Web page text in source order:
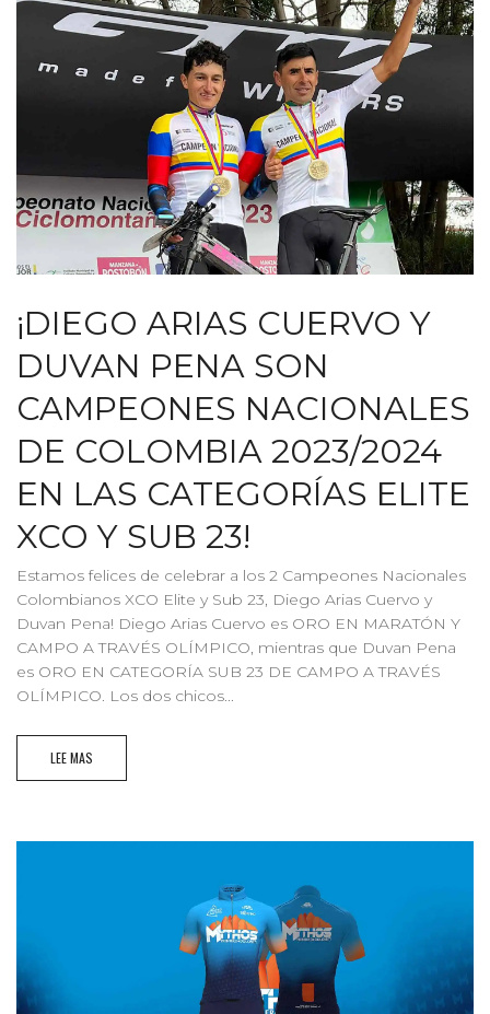
¡DIEGO ARIAS CUERVO Y
DUVAN PENA SON
CAMPEONES NACIONALES
DE COLOMBIA 2023/2024
EN LAS CATEGORÍAS ELITE
XCO Y SUB 23!
Estamos felices de celebrar a los 2 Campeones Nacionales
Colombianos XCO Elite y Sub 23, Diego Arias Cuervo y
Duvan Pena! Diego Arias Cuervo es ORO EN MARATÓN Y
CAMPO A TRAVÉS OLÍMPICO, mientras que Duvan Pena
es ORO EN CATEGORÍA SUB 23 DE CAMPO A TRAVÉS
OLÍMPICO. Los dos chicos...
LEE MAS